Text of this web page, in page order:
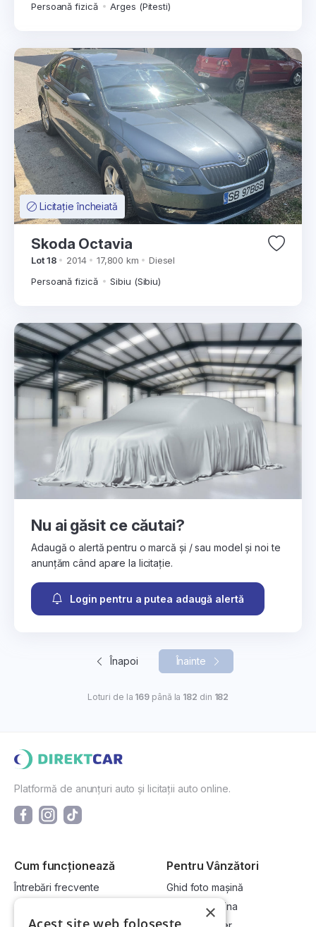
Persoană fizică
Arges (Pitesti)
Licitație încheiată
Skoda Octavia
Lot 18 2014 17,800 km
Diesel
Persoană fizică
Sibiu (Sibiu)
Nu ai găsit ce căutai?
Adaugă o alertă pentru o marcă și / sau model și noi te
anunțăm când apare la licitație.
Login pentru a putea adaugă alertă
Înapoi Înainte
Loturi de la 169 până la 182 din 182
Platformă de anunțuri auto și licitații auto online.
Cum funcționează
Întrebări frecvente
Pentru Vânzători
Ghid foto mașină
Vinde-ți mașina
×
Acest site web folosește